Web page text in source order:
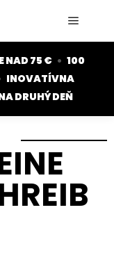
NAD 75 € • 100
INOVATÍVNA
DRUHÝ DEŇ